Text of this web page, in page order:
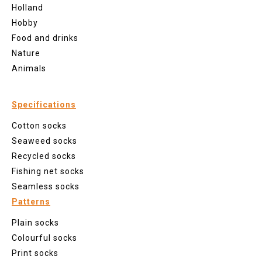
Holland
Hobby
Food and drinks
Nature
Animals
Specifications
Cotton socks
Seaweed socks
Recycled socks
Fishing net socks
Seamless socks
Patterns
Plain socks
Colourful socks
Print socks